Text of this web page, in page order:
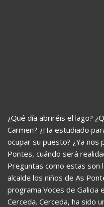
¿Qué día abriréis el lago?
Carmen? ¿Ha estudiado
ocupar su puesto? ¿Ya nos
Pontes, cuándo será
Preguntas como estas son
alcalde los niños de As
programa Voces de Galicia
Cerceda. Cerceda, ha sido